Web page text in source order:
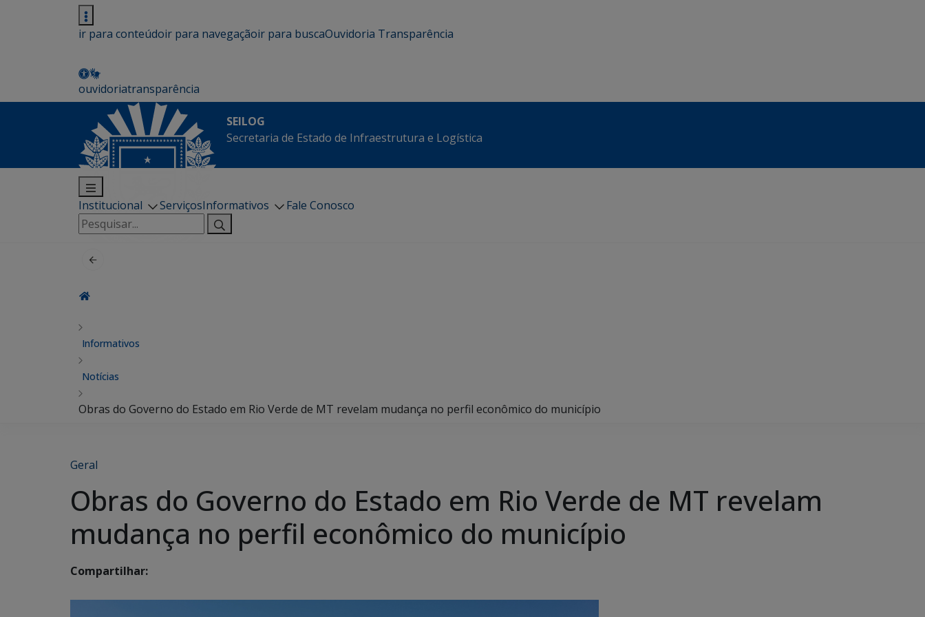
ir para conteúdoir para navegaçãoir para buscaOuvidoria Transparência
ouvidoriatransparência
SEILOG
Secretaria de Estado de Infraestrutura e Logística
Institucional ServiçosInformativos
Fale Conosco
Pesquisar
por:
Informativos
Notícias
Obras do Governo do Estado em Rio Verde de MT revelam mudança no perfil econômico do município
Geral
Obras do Governo do Estado em Rio Verde de MT revelam
mudança no perfil econômico do município
Compartilhar: